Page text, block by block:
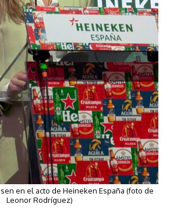
en el acto de Heineken España (foto de
Leonor Rodríguez)